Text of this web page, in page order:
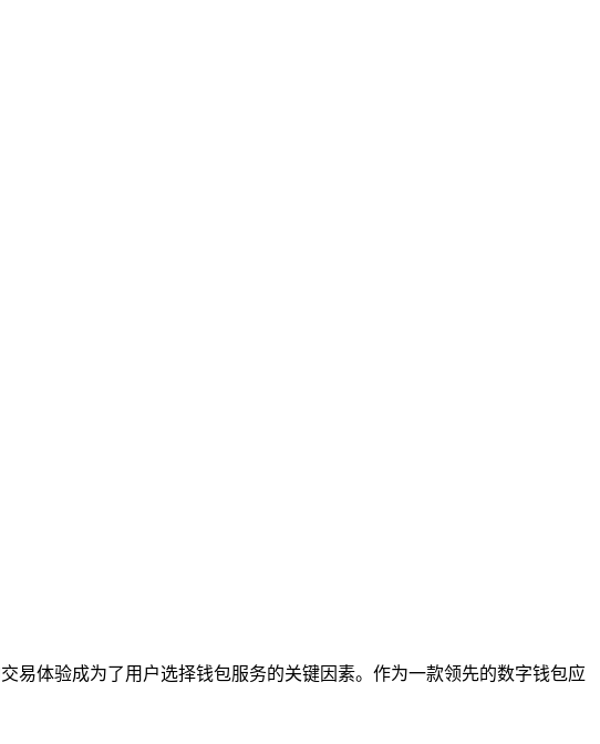
易体验成为了用户选择钱包服务的关键因素。作为一款领先的数字钱包应